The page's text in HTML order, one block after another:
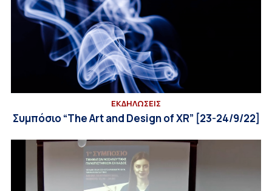
ΕΚΔΗΛΩΣΕΙΣ
Συμπόσιο “The Art and Design of XR” [23-24/9/22]